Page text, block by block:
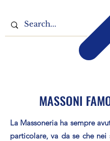
MASSONI
La Massoneria ha sempre
particolare, va da se che nei